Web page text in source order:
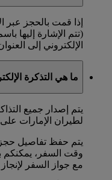
إذا قمت بالحجز عبر
(تتم الإشارة إليها
الإلكتروني إلى
ما هي التذكرة
يتم إصدار جميع
لطيران الإمارات
يتم حفظ تفاصيل
وقت السفر، يمكنكم
مع جواز السفر